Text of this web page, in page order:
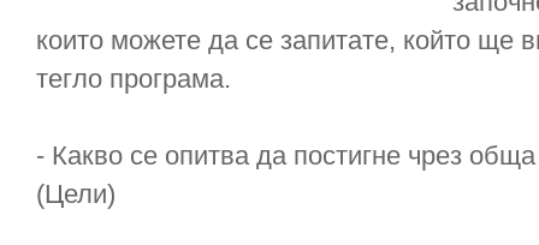
които можете да се запитате, който ще
тегло програма.
- Какво се опитва да постигне чрез
(Цели)